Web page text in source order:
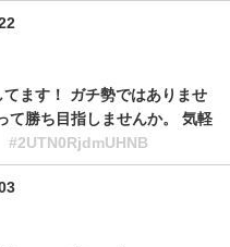
てます！ ガチ勢ではありませ
て勝ち目指しませんか。 気軽
#2UTN0RjdmUHNB